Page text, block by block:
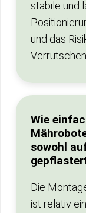
stabile und
und das
Wie
sowohl
Die
ist relativ